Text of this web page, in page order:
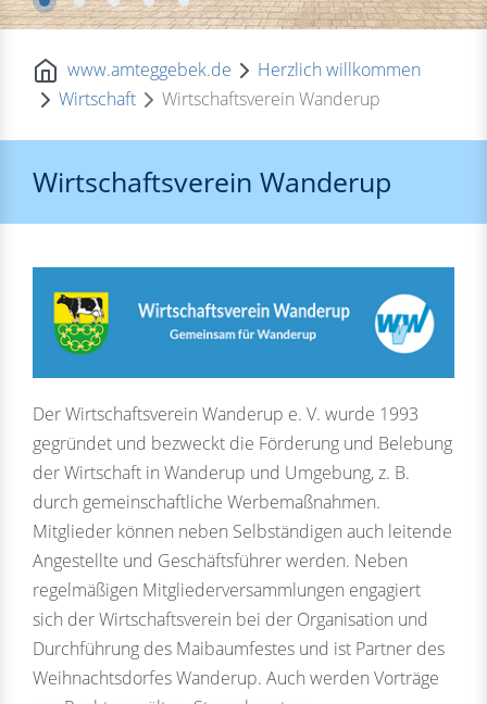
www.amteggebek.de
Herzlich willkommen
Wirtschaft
Wirtschaftsverein Wanderup
Wirtschaftsverein Wanderup
Der Wirtschaftsverein Wanderup e. V. wurde 1993
gegründet und bezweckt die Förderung und Belebung
der Wirtschaft in Wanderup und Umgebung, z. B.
durch gemeinschaftliche Werbemaßnahmen.
Mitglieder können neben Selbständigen auch leitende
Angestellte und Geschäftsführer werden. Neben
regelmäßigen Mitgliederversammlungen engagiert
sich der Wirtschaftsverein bei der Organisation und
Durchführung des Maibaumfestes und ist Partner des
Weihnachtsdorfes Wanderup. Auch werden Vorträge